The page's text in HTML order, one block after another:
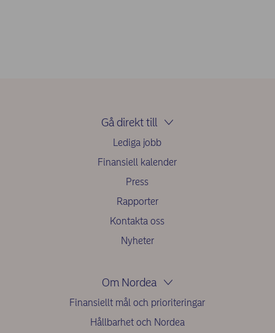
Gå direkt till
Lediga jobb
Finansiell kalender
Press
Rapporter
Kontakta oss
Nyheter
Om Nordea
Finansiellt mål och prioriteringar
Hållbarhet och Nordea